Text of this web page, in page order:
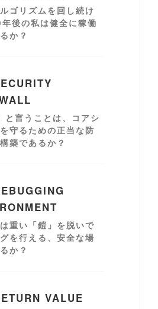
ゴリズムを回し続け
後の私は健全に稼働
か？
と言うことは、コアシ
守るための正当な防
築であるか？
重い「鎧」を脱いで
を行える、安全な場
か？
VALUE